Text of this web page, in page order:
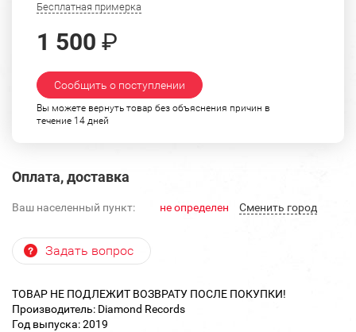
Бесплатная примерка
1 500 ₽
Сообщить о поступлении
Вы можете вернуть товар без объяснения причин в
течение 14 дней
Оплата, доставка
Ваш населенный пункт: не определен Cменить город
Задать вопрос
ТОВАР НЕ ПОДЛЕЖИТ ВОЗВРАТУ ПОСЛЕ ПОКУПКИ!
Производитель: Diamond Records
Год выпуска: 2019